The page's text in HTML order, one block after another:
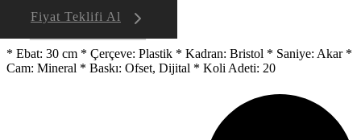
Fiyat Teklifi Al
* Ebat: 30 cm * Çerçeve: Plastik * Kadran: Bristol * Saniye: Akar *
Cam: Mineral * Baskı: Ofset, Dijital * Koli Adeti: 20